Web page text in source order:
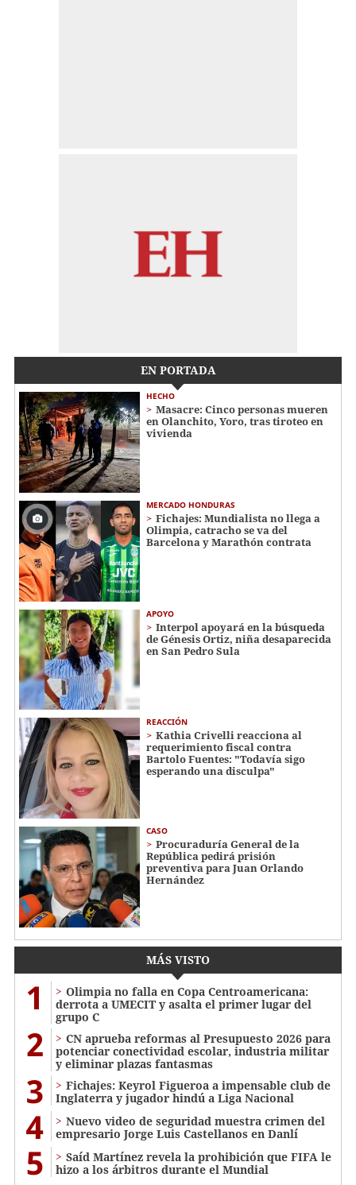
EN PORTADA
HECHO
Masacre: Cinco personas mueren
en Olanchito, Yoro, tras tiroteo en
vivienda
MERCADO HONDURAS
Fichajes: Mundialista no llega a
Olimpia, catracho se va del
Barcelona y Marathón contrata
APOYO
Interpol apoyará en la búsqueda
de Génesis Ortiz, niña desaparecida
en San Pedro Sula
REACCIÓN
Kathia Crivelli reacciona al
requerimiento fiscal contra
Bartolo Fuentes: "Todavía sigo
esperando una disculpa"
CASO
Procuraduría General de la
República pedirá prisión
preventiva para Juan Orlando
Hernández
MÁS VISTO
1
Olimpia no falla en Copa Centroamericana:
derrota a UMECIT y asalta el primer lugar del
grupo C
2
CN aprueba reformas al Presupuesto 2026 para
potenciar conectividad escolar, industria militar
y eliminar plazas fantasmas
3
Fichajes: Keyrol Figueroa a impensable club de
Inglaterra y jugador hindú a Liga Nacional
4
Nuevo video de seguridad muestra crimen del
empresario Jorge Luis Castellanos en Danlí
5
Saíd Martínez revela la prohibición que FIFA le
hizo a los árbitros durante el Mundial